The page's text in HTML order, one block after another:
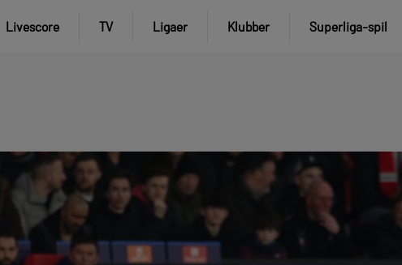
Livescore TV Ligaer Klubber Superliga-spil